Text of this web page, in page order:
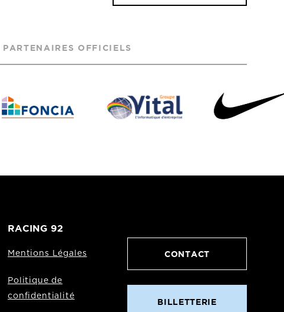
PARTENAIRES OFFICIELS
RACING 92
Mentions Légales
Politique de
confidentialité
CONTACT
BILLETTERIE